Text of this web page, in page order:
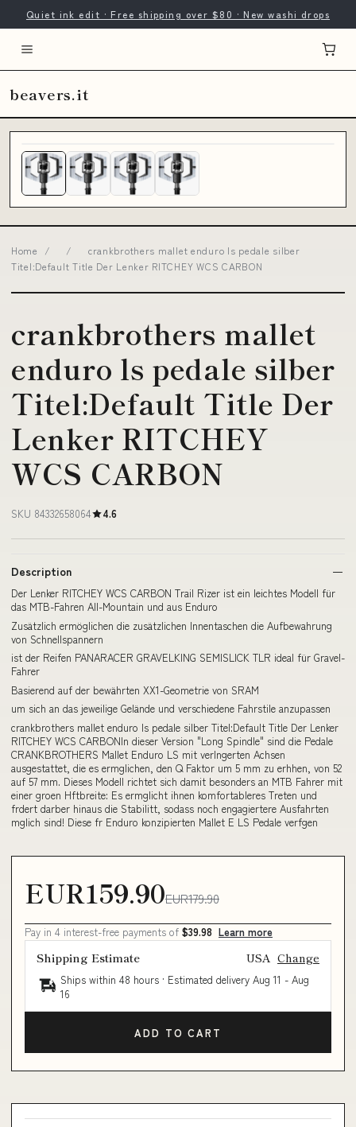
Quiet ink edit · Free shipping over $80 · New washi drops
beavers.it
Home / /
crankbrothers mallet enduro ls pedale silber
Titel:Default Title Der Lenker RITCHEY WCS CARBON
crankbrothers mallet
enduro ls pedale silber
Titel:Default Title Der
Lenker RITCHEY
WCS CARBON
SKU 84332658064 4.6
Description
Der Lenker RITCHEY WCS CARBON Trail Rizer ist ein leichtes Modell für
das MTB-Fahren All-Mountain und aus Enduro
Zusätzlich ermöglichen die zusätzlichen Innentaschen die Aufbewahrung
von Schnellspannern
ist der Reifen PANARACER GRAVELKING SEMISLICK TLR ideal für Gravel-
Fahrer
Basierend auf der bewährten XX1-Geometrie von SRAM
um sich an das jeweilige Gelände und verschiedene Fahrstile anzupassen
crankbrothers mallet enduro ls pedale silber Titel:Default Title Der Lenker
RITCHEY WCS CARBONIn dieser Version "Long Spindle" sind die Pedale
CRANKBROTHERS Mallet Enduro LS mit verlngerten Achsen
ausgestattet, die es ermglichen, den Q Faktor um 5 mm zu erhhen, von 52
auf 57 mm. Dieses Modell richtet sich damit besonders an MTB Fahrer mit
einer groen Hftbreite: Es ermglicht ihnen komfortableres Treten und
frdert darber hinaus die Stabilitt, sodass noch engagiertere Ausfahrten
mglich sind! Diese fr Enduro konzipierten Mallet E LS Pedale verfgen
EUR159.90EUR179.90
Pay in 4 interest-free payments of $39.98 Learn more
Shipping Estimate USA Change
Ships within 48 hours · Estimated delivery Aug 11 - Aug
16
ADD TO CART